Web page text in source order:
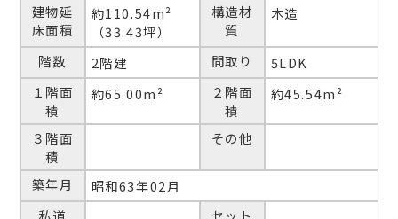
建物延
床面積
約110.54m²
（33.43坪）
構造材
質
木造
階数 2階建 間取り
5LDK
１階面
積
約65.00m²
２階面
積
約45.54m²
３階面
積
その他
築年月
昭和63年02月
私道
セット